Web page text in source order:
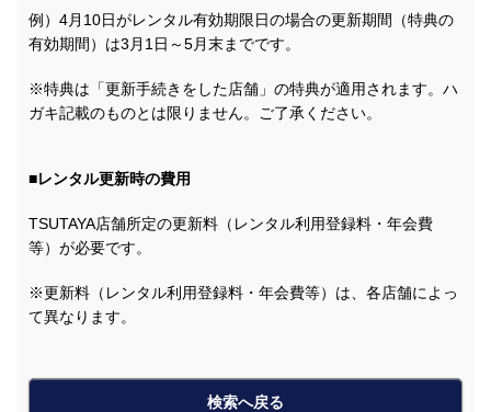
例）4月10日がレンタル有効期限日の場合の更新期間（特典の
有効期間）は3月1日～5月末までです。
※特典は「更新手続きをした店舗」の特典が適用されます。ハ
ガキ記載のものとは限りません。ご了承ください。
■レンタル更新時の費用
TSUTAYA店舗所定の更新料（レンタル利用登録料・年会費
等）が必要です。
※更新料（レンタル利用登録料・年会費等）は、各店舗によっ
て異なります。
検索へ戻る